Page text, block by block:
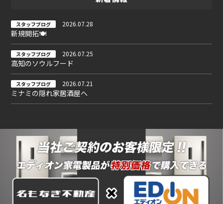
スタッフブログ 2026.07.28
新規開拓🍽
スタッフブログ 2026.07.25
高知のソウルフード
スタッフブログ 2026.07.21
ミナミの隠れ家居酒屋へ